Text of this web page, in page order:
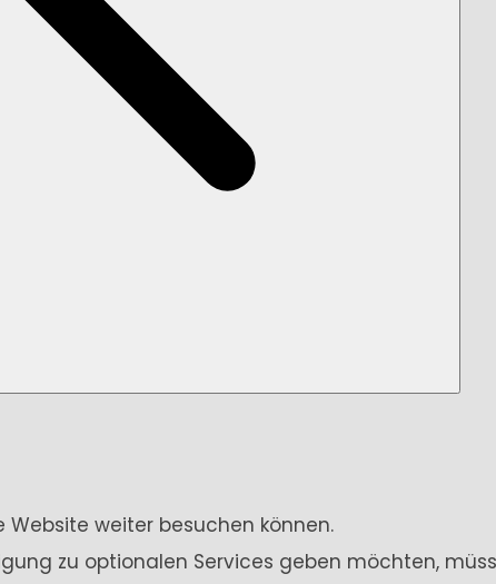
Website weiter besuchen können.
zu optionalen Services geben möchten,